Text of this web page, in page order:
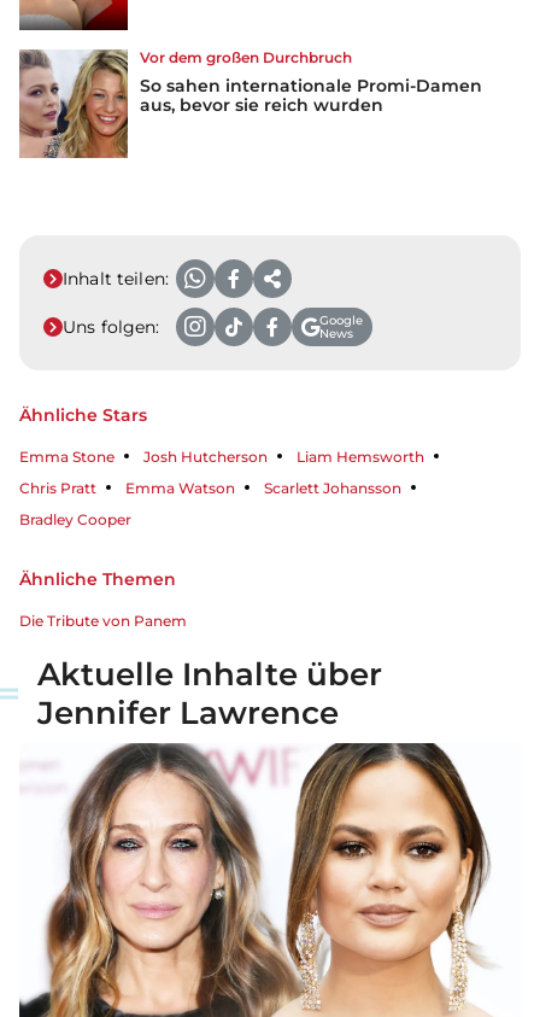
Vor dem großen Durchbruch
So sahen internationale Promi-Damen
aus, bevor sie reich wurden
Inhalt teilen:
Uns folgen:
Google
News
Ähnliche Stars
Emma Stone Josh Hutcherson
Liam Hemsworth
Chris Pratt
Emma Watson
Scarlett Johansson
Bradley Cooper
Ähnliche Themen
Die Tribute von Panem
Aktuelle Inhalte über
Jennifer Lawrence